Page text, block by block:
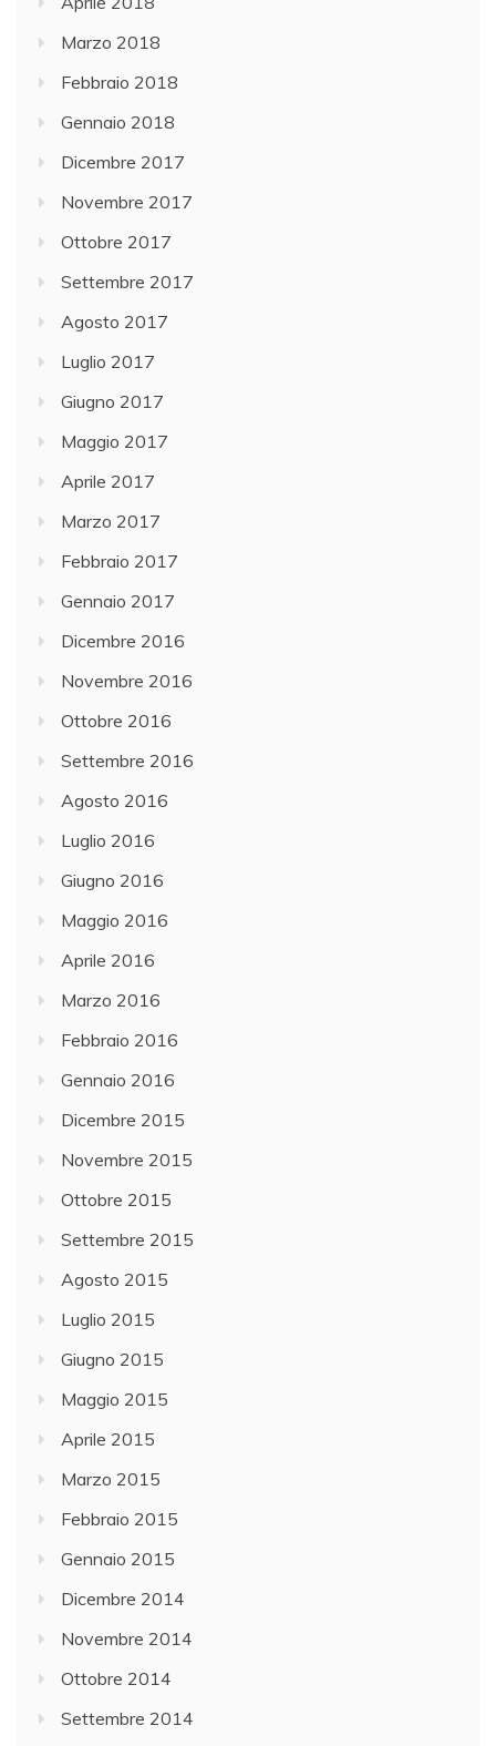
Marzo 2018
Febbraio 2018
Gennaio 2018
Dicembre 2017
Novembre 2017
Ottobre 2017
Settembre 2017
Agosto 2017
Luglio 2017
Giugno 2017
Maggio 2017
Aprile 2017
Marzo 2017
Febbraio 2017
Gennaio 2017
Dicembre 2016
Novembre 2016
Ottobre 2016
Settembre 2016
Agosto 2016
Luglio 2016
Giugno 2016
Maggio 2016
Aprile 2016
Marzo 2016
Febbraio 2016
Gennaio 2016
Dicembre 2015
Novembre 2015
Ottobre 2015
Settembre 2015
Agosto 2015
Luglio 2015
Giugno 2015
Maggio 2015
Aprile 2015
Marzo 2015
Febbraio 2015
Gennaio 2015
Dicembre 2014
Novembre 2014
Ottobre 2014
Settembre 2014